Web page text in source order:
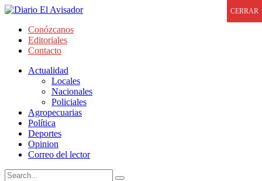
Conózcanos
Editoriales
Contacto
Actualidad
Locales
Nacionales
Policiales
Agropecuarias
Política
Deportes
Opinion
Correo del lector
CERRAR